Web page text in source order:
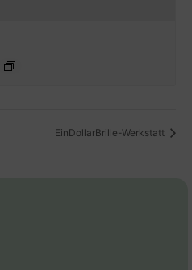
EinDollarBrille-Werkstatt